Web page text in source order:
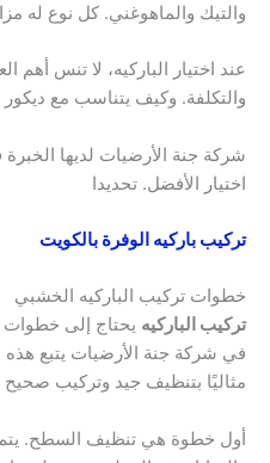
والتيك والماهوغني. كل نوع له
عند اختيار الباركيه، لا تنس أهم
والتكلفة. وكيف يتناسب مع ديكور
شركة جنة الأرضيات لديها
اختيار الأفضل. تحديدا
تركيب باركيه الوفرة بالكويت
خطوات تركيب الباركيه الخشبي
تركيب الباركيه يحتاج إلى خطوات
في شركة جنة الأرضيات يتبع هذه
مثاليًا بتنظيف جيد وتركيب
أول خطوة هي تنظيف السطح. يتم